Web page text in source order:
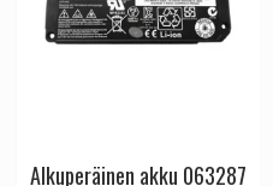
Alkuperäinen akku 063287